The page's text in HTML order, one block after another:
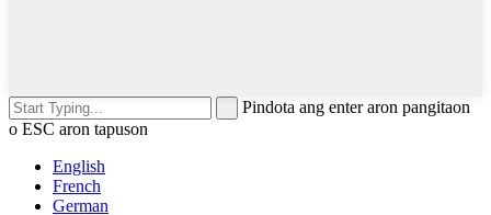
Pindota ang enter aron pangitaon
o ESC aron tapuson
English
French
German